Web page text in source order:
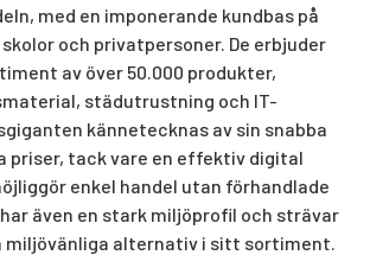
med en imponerande kundbas på
och privatpersoner. De erbjuder
av över 50.000 produkter,
städutrustning och IT-
kännetecknas av sin snabba
priser, tack vare en effektiv digital
enkel handel utan förhandlade
även en stark miljöprofil och strävar
alternativ i sitt sortiment.